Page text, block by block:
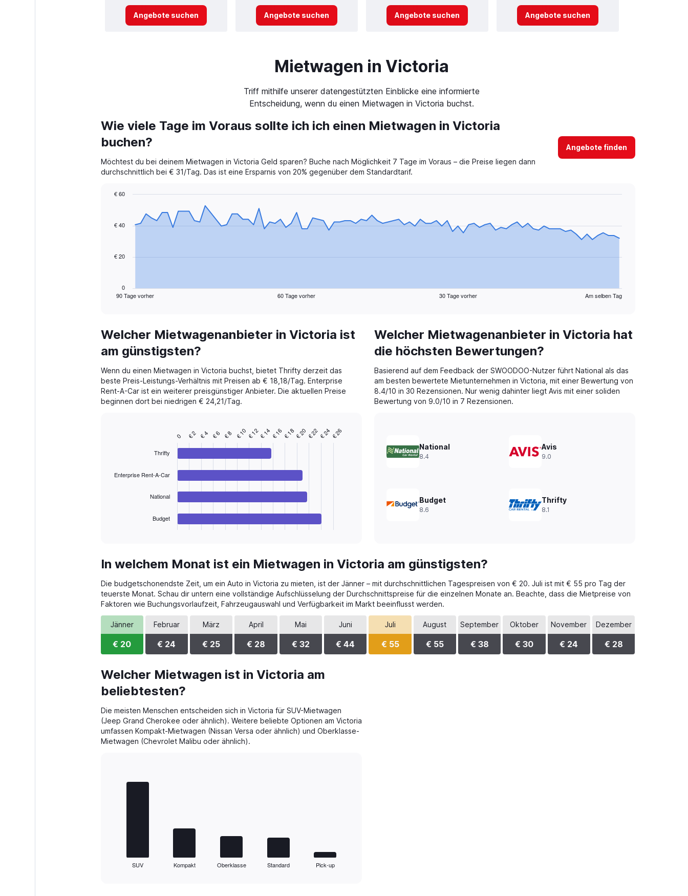
Angebote suchen Angebote suchen Angebote suchen Angebote suchen
Mietwagen in Victoria
Triff mithilfe unserer datengestützten Einblicke eine informierte
Entscheidung, wenn du einen Mietwagen in Victoria buchst.
Wie viele Tage im Voraus sollte ich ich einen Mietwagen in Victoria
buchen?
Möchtest du bei deinem Mietwagen in Victoria Geld sparen? Buche nach Möglichkeit 7 Tage im Voraus – die Preise liegen dann
durchschnittlich bei € 31/Tag. Das ist eine Ersparnis von 20% gegenüber dem Standardtarif.
Angebote finden
data
The
Range:
categories.
chart
has
1
Y
60.
90 Tage vorher 60 Tage vorher 30 Tage vorher Am selben Tag
0
€ 20
€ 40
€ 60
End
Welcher Mietwagenanbieter in Victoria ist
am günstigsten?
Wenn du einen Mietwagen in Victoria buchst, bietet Thrifty derzeit das
beste Preis-Leistungs-Verhältnis mit Preisen ab € 18,18/Tag. Enterprise
Rent-A-Car ist ein weiterer preisgünstiger Anbieter. Die aktuellen Preise
beginnen dort bei niedrigen € 24,21/Tag.
Range:
categories.
The
chart
has
1
Y
axis
displaying
Range:
0
to
Thrifty
Enterprise Rent-A-Car
National
Budget
0 € 2 € 4 € 6 € 8 € 10 € 12€ 14€ 16 € 18€ 20 € 22€ 24€ 26
Welcher Mietwagenanbieter in Victoria hat
die höchsten Bewertungen?
Basierend auf dem Feedback der SWOODOO-Nutzer führt National als das
am besten bewertete Mietunternehmen in Victoria, mit einer Bewertung von
8.4/10 in 30 Rezensionen. Nur wenig dahinter liegt Avis mit einer soliden
Bewertung von 9.0/10 in 7 Rezensionen.
National
8.4
Avis
9.0
Budget
8.6
Thrifty
8.1
In welchem Monat ist ein Mietwagen in Victoria am günstigsten?
Die budgetschonendste Zeit, um ein Auto in Victoria zu mieten, ist der Jänner – mit durchschnittlichen Tagespreisen von € 20. Juli ist mit € 55 pro Tag der
teuerste Monat. Schau dir untern eine vollständige Aufschlüsselung der Durchschnittspreise für die einzelnen Monate an. Beachte, dass die Mietpreise von
Faktoren wie Buchungsvorlaufzeit, Fahrzeugauswahl und Verfügbarkeit im Markt beeinflusst werden.
Jänner
€ 20
Februar
€ 24
März
€ 25
April
€ 28
Mai
€ 32
Juni
€ 44
Juli
€ 55
August
€ 55
September
€ 38
Oktober
€ 30
November
€ 24
Dezember
€ 28
Welcher Mietwagen ist in Victoria am
beliebtesten?
Die meisten Menschen entscheiden sich in Victoria für SUV-Mietwagen
(Jeep Grand Cherokee oder ähnlich). Weitere beliebte Optionen am Victoria
umfassen Kompakt-Mietwagen (Nissan Versa oder ähnlich) und Oberklasse-
Mietwagen (Chevrolet Malibu oder ähnlich).
chart
graphic.
SUV Kompakt Oberklasse Standard Pick-up